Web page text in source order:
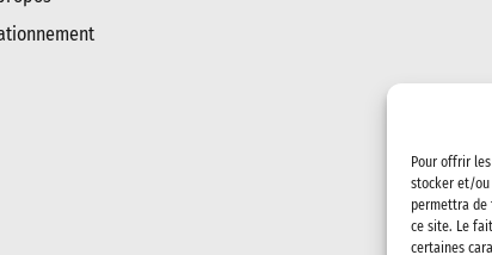
Pour offrir
stocker et/ou
permettra de
ce site. Le
certaines